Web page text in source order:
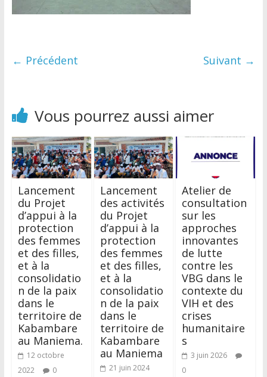
← Précédent Suivant →
Vous pourrez aussi aimer
Lancement
du Projet
d’appui à la
protection
des femmes
et des filles,
et à la
consolidatio
n de la paix
dans le
territoire de
Kabambare
au Maniema.
12 octobre
2022
0
Lancement
des activités
du Projet
d’appui à la
protection
des femmes
et des filles,
et à la
consolidatio
n de la paix
dans le
territoire de
Kabambare
au Maniema
21 juin 2024
Atelier de
consultation
sur les
approches
innovantes
de lutte
contre les
VBG dans le
contexte du
VIH et des
crises
humanitaire
s
3 juin 2026
0